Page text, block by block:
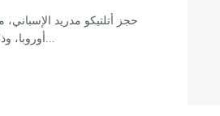
أوروبا، وذلك بعد تغلبه مساء الأربعاء على لوكوموتيف...